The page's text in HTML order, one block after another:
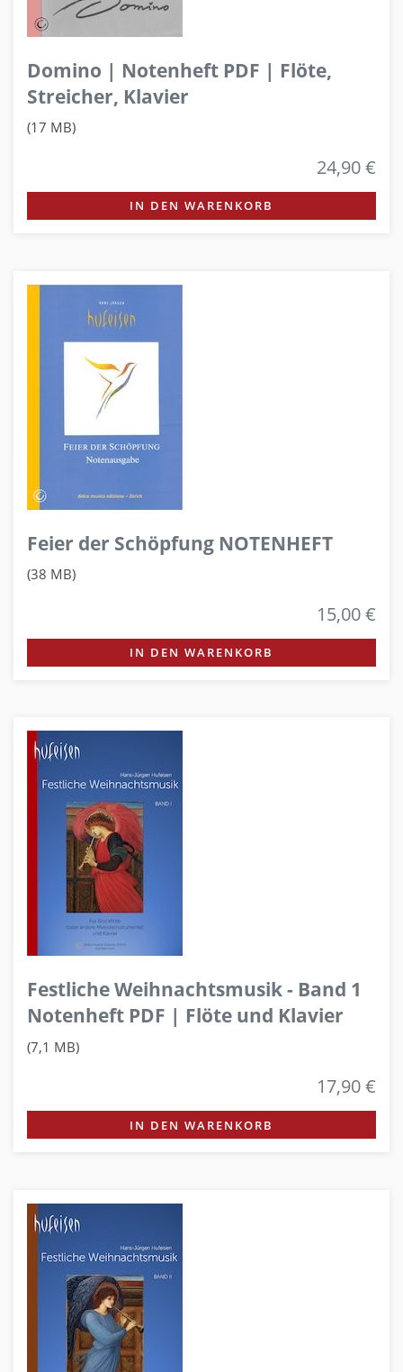
Domino | Notenheft PDF | Flöte,
Streicher, Klavier
(17 MB)
24,90 €
IN DEN WARENKORB
Feier der Schöpfung NOTENHEFT
(38 MB)
15,00 €
IN DEN WARENKORB
Festliche Weihnachtsmusik - Band 1
Notenheft PDF | Flöte und Klavier
(7,1 MB)
17,90 €
IN DEN WARENKORB